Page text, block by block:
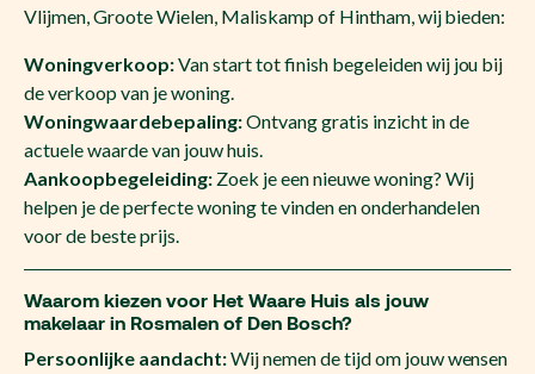
Vlijmen, Groote Wielen, Maliskamp of Hintham, wij bieden:
Woningverkoop:Van start tot finish begeleiden wij jou bij
de verkoop van je woning.
Woningwaardebepaling:Ontvang gratis inzicht in de
actuele waarde van jouw huis.
Aankoopbegeleiding:Zoek je een nieuwe woning? Wij
helpen je de perfecte woning te vinden en onderhandelen
voor de beste prijs.
Waarom kiezen voor Het Waare Huis als jouw
makelaar in Rosmalen of Den Bosch?
Persoonlijke aandacht:Wij nemen de tijd om jouw wensen